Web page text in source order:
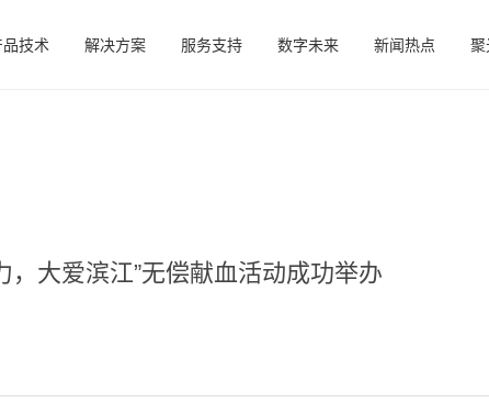
品技术 解决方案 服务支持 数字未来 新闻热点 聚
，大爱滨江”无偿献血活动成功举办